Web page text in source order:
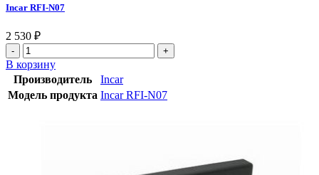
Incar RFI-N07
2 530 ₽
В корзину
Производитель
Incar
Модель продукта Incar RFI-N07